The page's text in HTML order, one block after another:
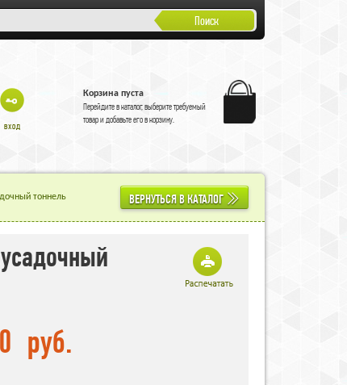
Поиск
Корзина пуста
Перейдите вкаталог, выберите требуемый
товар и добавьте его в корзину.
тоннель ВЕРНУТЬСЯ В КАТАЛОГ
руб.